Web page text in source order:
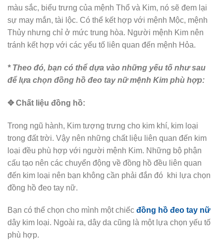
màu sắc, biểu trưng của mệnh Thổ và Kim, nó sẽ đem lại
sự may mắn, tài lộc. Có thể kết hợp với mệnh Mộc, mệnh
Thủy nhưng chỉ ở mức trung hòa. Người mệnh Kim nên
tránh kết hợp với các yếu tố liên quan đến mệnh Hỏa.
* Theo đó, bạn có thể dựa vào những yếu tố như sau
để lựa chọn đồng hồ đeo tay nữ mệnh Kim phù hợp:
✥ Chất liệu đồng hồ:
Trong ngũ hành, Kim tượng trưng cho kim khí, kim loại
trong đất trời. Vậy nên những chất liệu liên quan đến kim
loại đều phù hợp với người mệnh Kim. Những bộ phận
cấu tạo nên các chuyển động về đồng hồ đều liên quan
đến kim loại nên bạn không cần phải đắn đó khi lựa chọn
đồng hồ đeo tay nữ.
Bạn có thể chọn cho mình một chiếc đồng hồ đeo tay nữ
dây kim loại. Ngoài ra, dây da cũng là một lựa chọn yếu tố
phù hợp.